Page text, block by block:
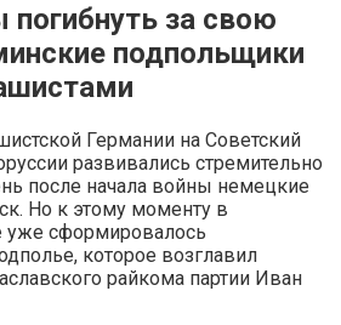
за свою
подпольщики
Германии на Советский
развивались стремительно
после начала войны немецкие
Но к этому моменту в
уже сформировалось
которое возглавил
райкома партии Иван